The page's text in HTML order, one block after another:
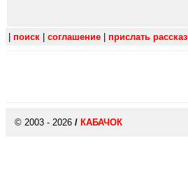
поиск соглашение прислать рассказ
© 2003 - 2026 / КАБАЧОК